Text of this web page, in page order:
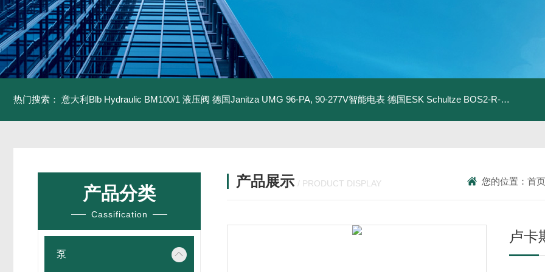
热门搜索： 意大利Blb Hydraulic BM100/1 液压阀 德国Janitza UMG 96-PA, 90-277V智能电表 德国ESK Schultze BOS2-R-80F 型油分离器
产品分类
Cassification
泵
产品展示 / PRODUCT DISPLAY 您的位置： 首页
卢卡